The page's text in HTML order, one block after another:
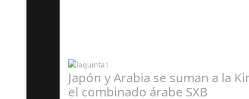
Japón y Arabia se suman a la
el combinado árabe SXB